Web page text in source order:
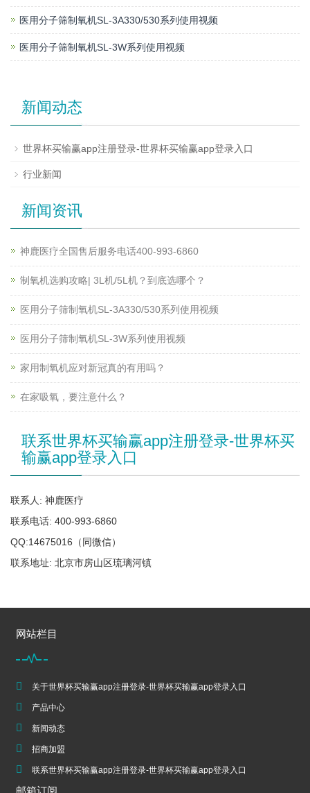
医用分子筛制氧机SL-3A330/530系列使用视频
医用分子筛制氧机SL-3W系列使用视频
新闻动态
世界杯买输赢app注册登录-世界杯买输赢app登录入口
行业新闻
新闻资讯
神鹿医疗全国售后服务电话400-993-6860
制氧机选购攻略| 3L机/5L机？到底选哪个？
医用分子筛制氧机SL-3A330/530系列使用视频
医用分子筛制氧机SL-3W系列使用视频
家用制氧机应对新冠真的有用吗？
在家吸氧，要注意什么？
联系世界杯买输赢app注册登录-世界杯买
输赢app登录入口
联系人: 神鹿医疗
联系电话: 400-993-6860
QQ:14675016（同微信）
联系地址: 北京市房山区琉璃河镇
网站栏目
关于世界杯买输赢app注册登录-世界杯买输赢app登录入口
产品中心
新闻动态
招商加盟
联系世界杯买输赢app注册登录-世界杯买输赢app登录入口